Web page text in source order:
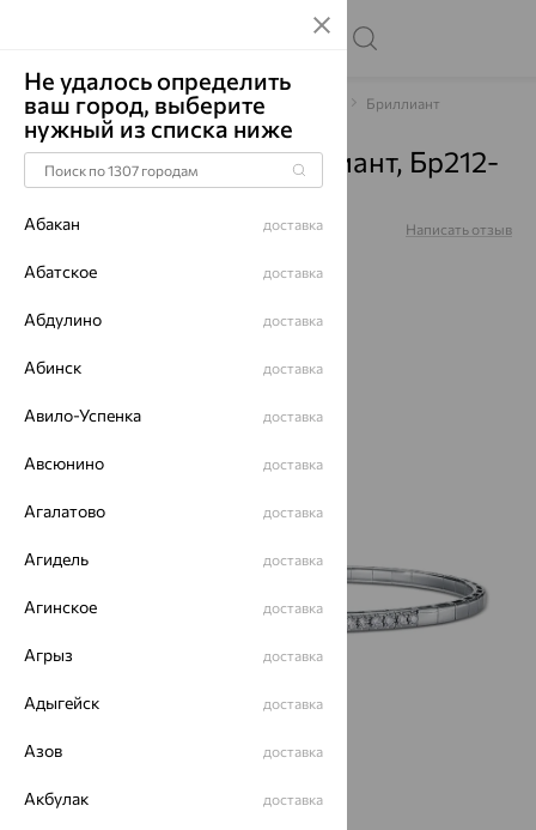
Главная Каталог Браслеты декоративные Бриллиант
Браслет, золото, бриллиант, Бр212-
9460-18
Артикул: Написать отзыв
Не удалось определить
ваш город, выберите
нужный из списка ниже
Абакан доставка
Абатское доставка
Абдулино доставка
Абинск доставка
Авило-Успенка доставка
Авсюнино доставка
Агалатово доставка
Агидель доставка
Агинское доставка
Агрыз доставка
Адыгейск доставка
Азов доставка
Акбулак доставка